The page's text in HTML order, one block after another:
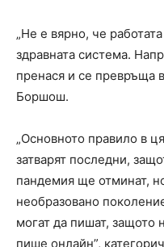
„Не е вярно, че
здравната система.
пренася и се превръща
Боршош.
„Основното правило в
затварят последни,
пандемия ще отминат,
необразовано
могат да пишат, защото
пише онлайн”,